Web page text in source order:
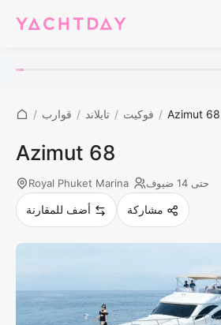
/ قوارب / تايلاند / فوكيت / Azimut 68
Azimut 68
Royal Phuket Marina حتى 14 ضيوف
أضف للمقارنة مشاركة